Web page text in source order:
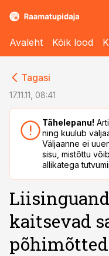
Avaleht Kõik lood
Tagasi
17.11.11, 08:41
Tähelepanu!
ning kuulub
Väljaanne ei
sisu, mistõttu
allikatega
kaitsevad
põhimõtted